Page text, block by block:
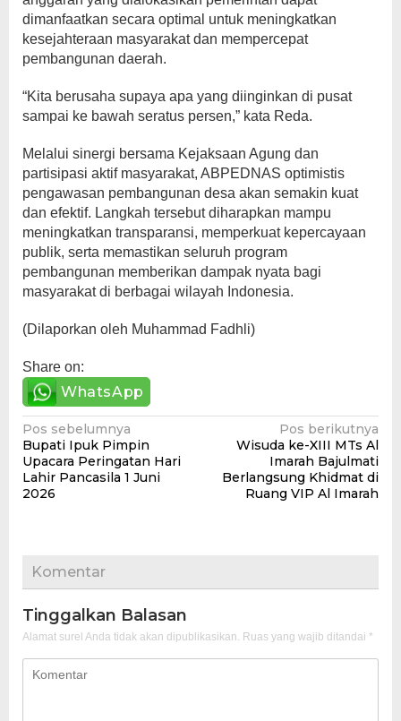
dimanfaatkan secara optimal untuk meningkatkan
kesejahteraan masyarakat dan mempercepat
pembangunan daerah.
“Kita berusaha supaya apa yang diinginkan di pusat
sampai ke bawah seratus persen,” kata Reda.
Melalui sinergi bersama Kejaksaan Agung dan
partisipasi aktif masyarakat, ABPEDNAS optimistis
pengawasan pembangunan desa akan semakin kuat
dan efektif. Langkah tersebut diharapkan mampu
meningkatkan transparansi, memperkuat kepercayaan
publik, serta memastikan seluruh program
pembangunan memberikan dampak nyata bagi
masyarakat di berbagai wilayah Indonesia.
(Dilaporkan oleh Muhammad Fadhli)
Share on:
WhatsApp
Navigasi
pos
Pos sebelumnya
Bupati Ipuk Pimpin
Upacara Peringatan Hari
Lahir Pancasila 1 Juni
2026
Pos berikutnya
Wisuda ke-XIII MTs Al
Imarah Bajulmati
Berlangsung Khidmat di
Ruang VIP Al Imarah
Komentar
Tinggalkan Balasan
Alamat surel Anda tidak akan dipublikasikan. Ruas yang wajib ditandai *